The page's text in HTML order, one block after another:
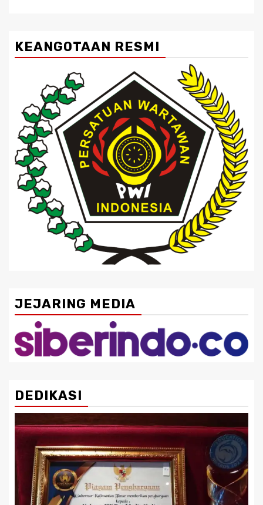
KEANGOTAAN RESMI
JEJARING MEDIA
DEDIKASI